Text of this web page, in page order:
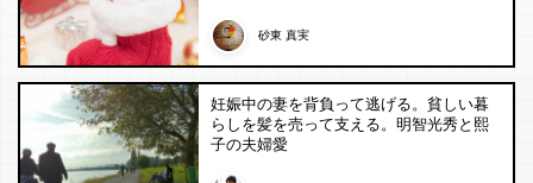
砂東 真実
妊娠中の妻を背負って逃げる。貧しい暮
らしを髪を売って支える。明智光秀と熙
子の夫婦愛